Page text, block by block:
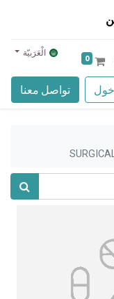
تواصل معنا
0 الْعَرَبيّة